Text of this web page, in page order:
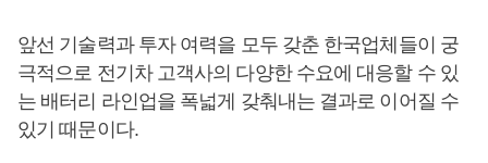
앞선 기술력과 투자 여력을 모두 갖춘 한국업체들이 궁
극적으로 전기차 고객사의 다양한 수요에 대응할 수 있
는 배터리 라인업을 폭넓게 갖춰내는 결과로 이어질 수
있기 때문이다.